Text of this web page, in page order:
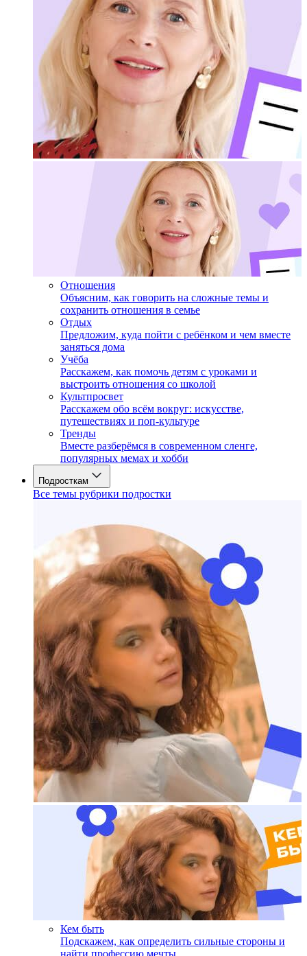
Отношения
Объясним, как говорить на сложные темы и
сохранить отношения в семье
Отдых
Предложим, куда пойти с ребёнком и чем вместе
заняться дома
Учёба
Расскажем, как помочь детям с уроками и
выстроить отношения со школой
Культпросвет
Расскажем обо всём вокруг: искусстве,
путешествиях и поп-культуре
Тренды
Вместе разберёмся в современном сленге,
популярных мемах и хобби
Подросткам
Все темы рубрики подростки
Кем быть
Подскажем, как определить сильные стороны и
найти профессию мечты